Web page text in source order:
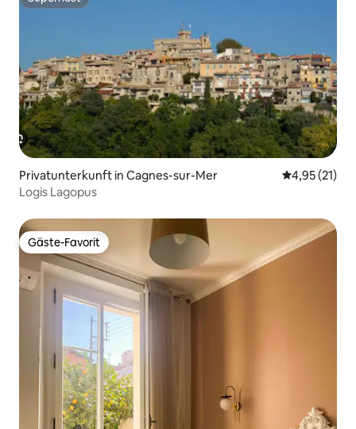
Superhost
Privatunterkunft in Cagnes-sur-Mer
4,95 (21)
Logis Lagopus
Gäste-Favorit
Gäste-Favorit